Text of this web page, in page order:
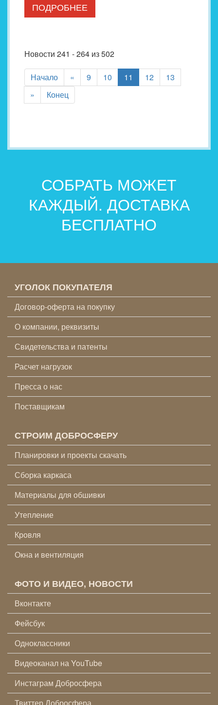
ПОДРОБНЕЕ
Новости 241 - 264 из 502
Начало « 9 10 11 (current)
12
13
»
Конец
СОБРАТЬ МОЖЕТ
КАЖДЫЙ. ДОСТАВКА
БЕСПЛАТНО
УГОЛОК ПОКУПАТЕЛЯ
Договор-оферта на покупку
О компании, реквизиты
Свидетельства и патенты
Расчет нагрузок
Пресса о нас
Поставщикам
СТРОИМ ДОБРОСФЕРУ
Планировки и проекты скачать
Сборка каркаса
Материалы для обшивки
Утепление
Кровля
Окна и вентиляция
ФОТО И ВИДЕО, НОВОСТИ
Вконтакте
Фейсбук
Одноклассники
Видеоканал на YouTube
Инстаграм Добросфера